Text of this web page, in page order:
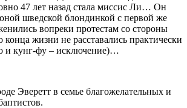
47 лет назад стала миссис Ли… Он
шведской блондинкой с первой же
вопреки протестам со стороны
конца жизни не расставались практически
и кунг-фу – исключение)…
Эверетт в семье благожелательных и